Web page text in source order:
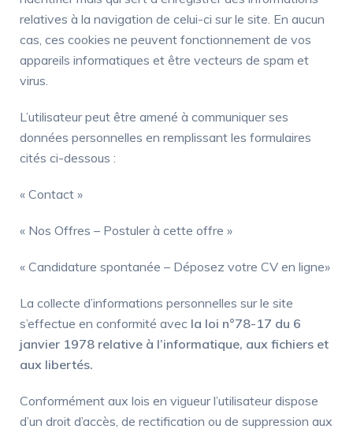
relatives à la navigation de celui-ci sur le site. En aucun
cas, ces cookies ne peuvent fonctionnement de vos
appareils informatiques et être vecteurs de spam et
virus.
L’utilisateur peut être amené à communiquer ses
données personnelles en remplissant les formulaires
cités ci-dessous :
« Contact »
« Nos Offres – Postuler à cette offre »
« Candidature spontanée – Déposez votre CV en ligne»
La collecte d’informations personnelles sur le site
s’effectue en conformité avec la loi n°78-17 du 6
janvier 1978 relative à l’informatique, aux fichiers et
aux libertés.
Conformément aux lois en vigueur l’utilisateur dispose
d’un droit d’accès, de rectification ou de suppression aux